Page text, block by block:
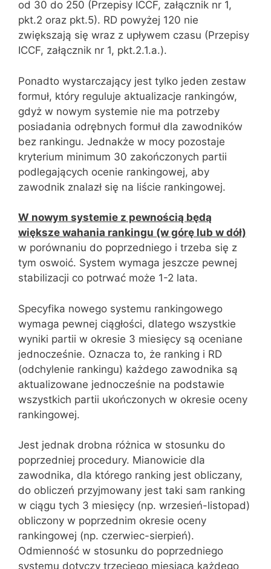
od 30 do 250 (Przepisy ICCF, załącznik nr 1,
pkt.2 oraz pkt.5). RD powyżej 120 nie
zwiększają się wraz z upływem czasu (Przepisy
ICCF, załącznik nr 1, pkt.2.1.a.).
Ponadto wystarczający jest tylko jeden zestaw
formuł, który reguluje aktualizacje rankingów,
gdyż w nowym systemie nie ma potrzeby
posiadania odrębnych formuł dla zawodników
bez rankingu. Jednakże w mocy pozostaje
kryterium minimum 30 zakończonych partii
podlegających ocenie rankingowej, aby
zawodnik znalazł się na liście rankingowej.
W nowym systemie z pewnością będą
większe wahania rankingu (w górę lub w dół)
w porównaniu do poprzedniego i trzeba się z
tym oswoić. System wymaga jeszcze pewnej
stabilizacji co potrwać może 1-2 lata.
Specyfika nowego systemu rankingowego
wymaga pewnej ciągłości, dlatego wszystkie
wyniki partii w okresie 3 miesięcy są oceniane
jednocześnie. Oznacza to, że ranking i RD
(odchylenie rankingu) każdego zawodnika są
aktualizowane jednocześnie na podstawie
wszystkich partii ukończonych w okresie oceny
rankingowej.
Jest jednak drobna różnica w stosunku do
poprzedniej procedury. Mianowicie dla
zawodnika, dla którego ranking jest obliczany,
do obliczeń przyjmowany jest taki sam ranking
w ciągu tych 3 miesięcy (np. wrzesień-listopad)
obliczony w poprzednim okresie oceny
rankingowej (np. czerwiec-sierpień).
Odmienność w stosunku do poprzedniego
systemu dotyczy trzeciego miesiąca każdego